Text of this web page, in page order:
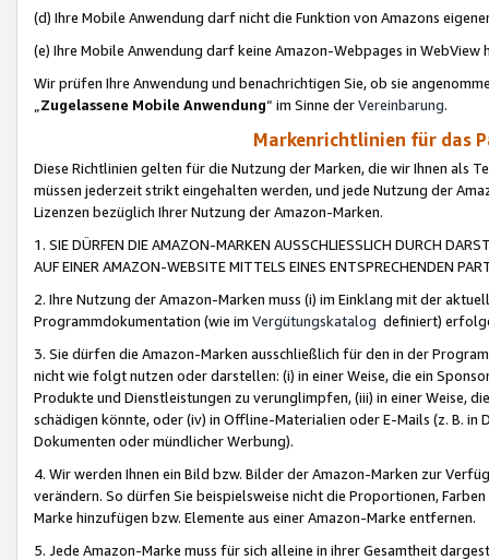
(d) Ihre Mobile Anwendung darf nicht die Funktion von Amazons
(e) Ihre Mobile Anwendung darf keine Amazon-Webpages in WebView
Wir prüfen Ihre Anwendung und benachrichtigen Sie, ob sie
„Zugelassene Mobile Anwendung“ im Sinne derVereinbarung.
Markenrichtlinien für das
Diese Richtlinien gelten für die Nutzung der Marken, die wir Ihnen als
müssen jederzeit strikt eingehalten werden, und jede Nutzung der
Lizenzen bezüglich Ihrer Nutzung der Amazon-Marken.
1. SIE DÜRFEN DIE AMAZON-MARKEN AUSSCHLIESSLICH DURCH
AUF EINER AMAZON-WEBSITE MITTELS EINES ENTSPRECHENDEN
2. Ihre Nutzung der Amazon-Marken muss (i) im Einklang mit der
Programmdokumentation (wie im Vergütungskatalog definiert)
3. Sie dürfen die Amazon-Marken ausschließlich für den in der
nicht wie folgt nutzen oder darstellen: (i) in einer Weise, die ein
Produkte und Dienstleistungen zu verunglimpfen, (iii) in einer Weise,
schädigen könnte, oder (iv) in Offline-Materialien oder E-Mails (z. B. in
Dokumenten oder mündlicher Werbung).
4. Wir werden Ihnen ein Bild bzw. Bilder der Amazon-Marken zur
verändern. So dürfen Sie beispielsweise nicht die Proportionen,
Marke hinzufügen bzw. Elemente aus einer Amazon-Marke entfernen.
5. Jede Amazon-Marke muss für sich alleine in ihrer Gesamtheit